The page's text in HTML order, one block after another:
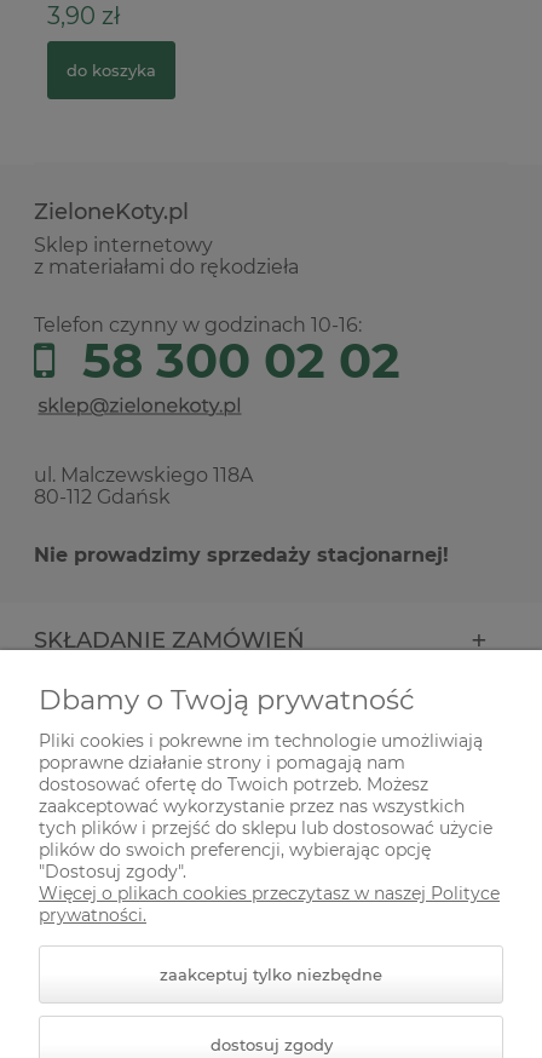
3,90 zł
do koszyka
ZieloneKoty.pl
Sklep internetowy
z materiałami do rękodzieła
Telefon czynny w godzinach 10-16:
58 300 02 02
ul. Malczewskiego 118A
80-112 Gdańsk
Nie prowadzimy sprzedaży stacjonarnej!
SKŁADANIE ZAMÓWIEŃ
INFORMACJE
ODWIEDŹ NAS NA
Dbamy o Twoją prywatność
Pliki cookies i pokrewne im technologie umożliwiają
poprawne działanie strony i pomagają nam
dostosować ofertę do Twoich potrzeb. Możesz
zaakceptować wykorzystanie przez nas wszystkich
tych plików i przejść do sklepu lub dostosować użycie
plików do swoich preferencji, wybierając opcję
"Dostosuj zgody".
Więcej o plikach cookies przeczytasz w naszej Polityce
prywatności.
zaakceptuj tylko niezbędne
dostosuj zgody